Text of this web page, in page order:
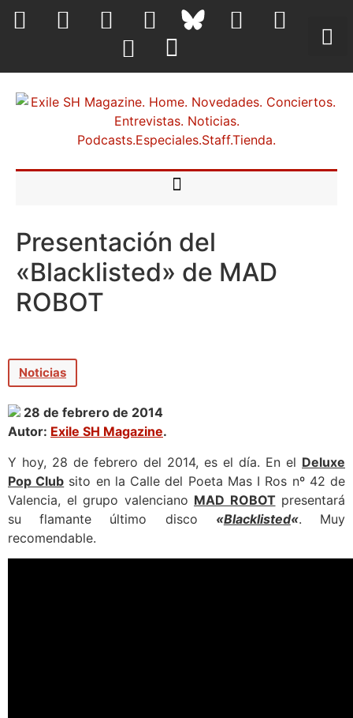
Presentación del
«Blacklisted» de MAD
ROBOT
Noticias
28 de febrero de 2014
Autor: Exile SH Magazine.
Y hoy, 28 de febrero del 2014, es el día. En el Deluxe
Pop Club sito en la Calle del Poeta Mas I Ros nº 42 de
Valencia, el grupo valenciano MAD ROBOT presentará
su flamante último disco «Blacklisted«. Muy
recomendable.